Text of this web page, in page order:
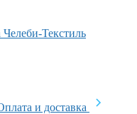
и доставка